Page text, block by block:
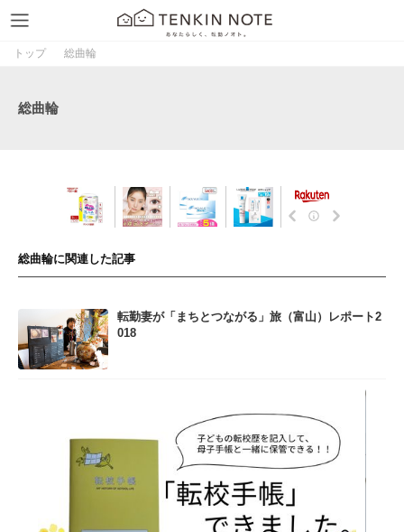
トップ 総曲輪
総曲輪
総曲輪に関連した記事
転勤妻が「まちとつながる」旅（富山）レポート2
018